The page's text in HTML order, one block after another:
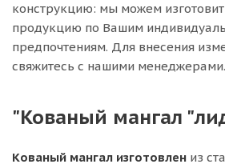
конструкцию: мы можем
продукцию по Вашим
предпочтениям. Для внесения
свяжитесь с нашими менеджерами.
"Кованый мангал
Кованый мангал изготовлен из